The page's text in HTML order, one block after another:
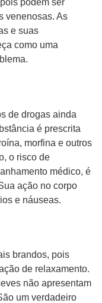
podem ser
venenosas. As
e suas
como uma
de drogas ainda
é prescrita
morfina e outros
o risco de
médico, é
ação no corpo
e náuseas.
brandos, pois
de relaxamento.
não apresentam
um verdadeiro